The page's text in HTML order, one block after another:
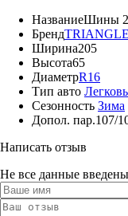
НазваниеШины
БрендTRIANGLE
Ширина205
Высота65
ДиаметрR16
Тип авто
Сезонность Зима
Допол. пар.107/
Написать отзыв
Не все данные